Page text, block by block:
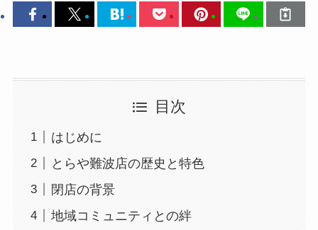
目次
はじめに
とらや難波店の歴史と特色
閉店の背景
地域コミュニティとの絆